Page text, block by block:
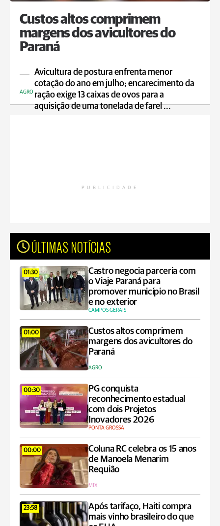
Custos altos comprimem
margens dos avicultores do
Paraná
Avicultura de postura enfrenta menor
cotação do ano em julho; encarecimento da
ração exige 13 caixas de ovos para a
aquisição de uma tonelada de farel ...
AGRO
PUBLICIDADE
ÚLTIMAS NOTÍCIAS
01:30
Castro negocia parceria com
o Viaje Paraná para
promover município no Brasil
e no exterior
CAMPOS GERAIS
01:00
Custos altos comprimem
margens dos avicultores do
Paraná
AGRO
00:30
PG conquista
reconhecimento estadual
com dois Projetos
Inovadores 2026
PONTA GROSSA
00:00
Coluna RC celebra os 15 anos
de Manoela Menarim
Requião
MIX
23:58
Após tarifaço, Haiti compra
mais vinho brasileiro do que